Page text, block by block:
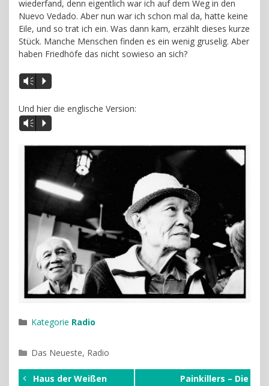
wiederfand, denn eigentlich war ich auf dem Weg in den
Nuevo Vedado. Aber nun war ich schon mal da, hatte keine
Eile, und so trat ich ein. Was dann kam, erzählt dieses kurze
Stück. Manche Menschen finden es ein wenig gruselig. Aber
haben Friedhöfe das nicht sowieso an sich?
Vm P
Und hier die englische Version:
Vm P
Kategorie Radio
Kategorien
Das Neueste, Radio
Haus der Weißen
Painkillers – Die